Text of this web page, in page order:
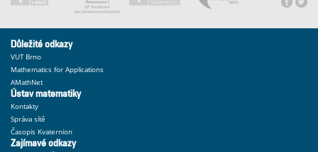
Důležité odkazy
VUT Brno
Mathematics for Applications
AMathNet
Ústav matematiky
Kontakty
Správa sítě
Časopis Kvaternion
Zajímavé odkazy